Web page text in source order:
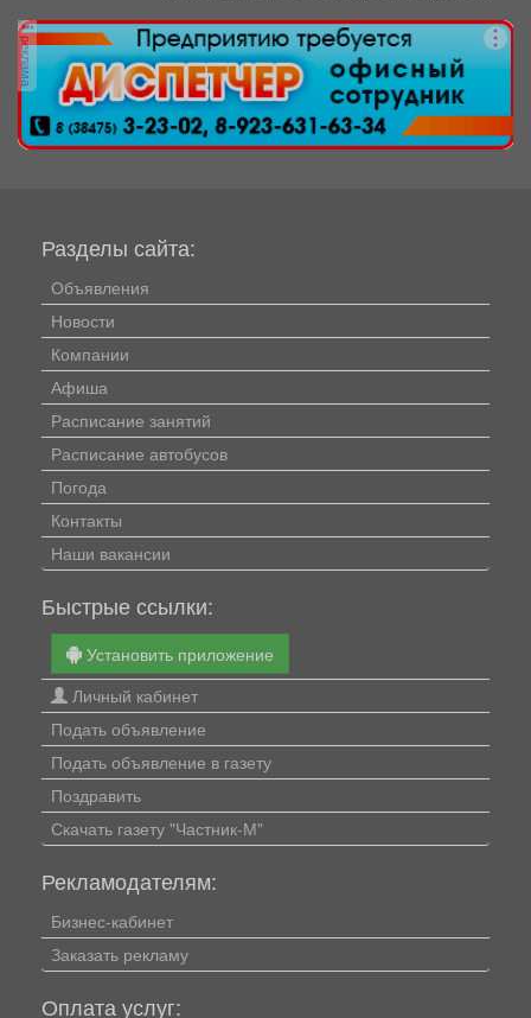
комитет...
реклама
Разделы сайта:
Объявления
Новости
Компании
Афиша
Расписание занятий
Расписание автобусов
Погода
Контакты
Наши вакансии
Быстрые ссылки:
Установить приложение
Личный кабинет
Подать объявление
Подать объявление в газету
Поздравить
Скачать газету "Частник-М"
Рекламодателям:
Бизнес-кабинет
Заказать рекламу
Оплата услуг: